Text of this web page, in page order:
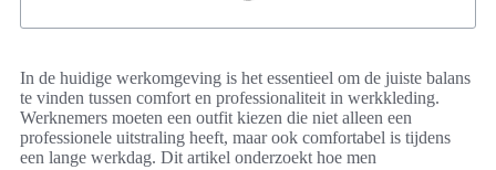
In de huidige werkomgeving is het essentieel om de juiste balans
te vinden tussen comfort en professionaliteit in werkkleding.
Werknemers moeten een outfit kiezen die niet alleen een
professionele uitstraling heeft, maar ook comfortabel is tijdens
een lange werkdag. Dit artikel onderzoekt hoe men